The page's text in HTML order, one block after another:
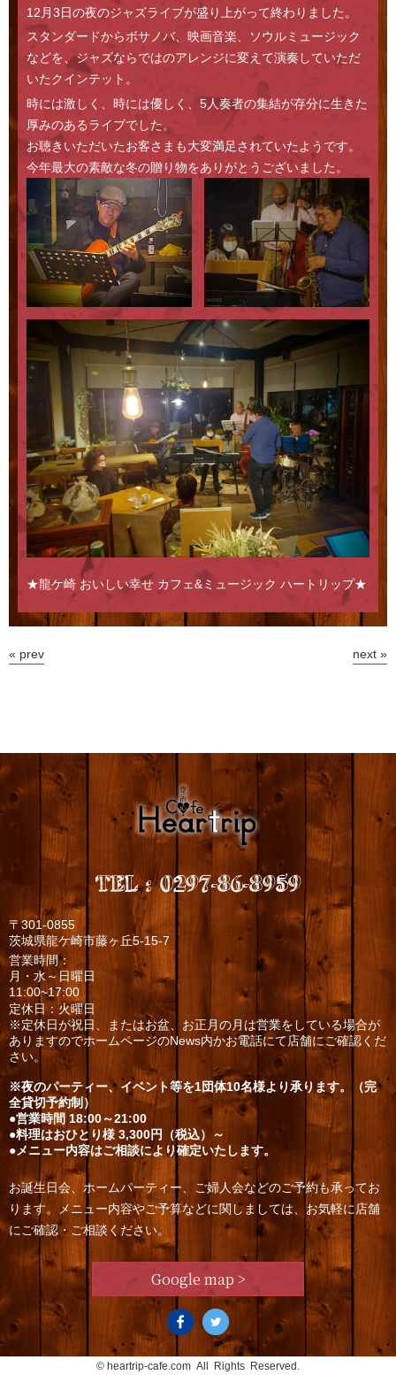
12月3日の夜のジャズライブが盛り上がって終わりました。
スタンダードからボサノバ、映画音楽、ソウルミュージック
などを、ジャズならではのアレンジに変えて演奏していただ
いたクインテット。
時には激しく、時には優しく、5人奏者の集結が存分に生きた
厚みのあるライブでした。
お聴きいただいたお客さまも大変満足されていたようです。
今年最大の素敵な冬の贈り物をありがとうございました。
★龍ケ崎 おいしい幸せ カフェ&ミュージック ハートリップ★
« prev next »
TEL:0297-86-8959
〒301-0855
茨城県龍ケ崎市藤ヶ丘5-15-7
営業時間：
月・水～日曜日
11:00~17:00
定休日：火曜日
※定休日が祝日、またはお盆、お正月の月は営業をしている場合が
ありますのでホームページのNews内かお電話にて店舗にご確認くだ
さい。
※夜のパーティー、イベント等を1団体10名様より承ります。（完
全貸切予約制）
●営業時間 18:00～21:00
●料理はおひとり様 3,300円（税込）～
●メニュー内容はご相談により確定いたします。
お誕生日会、ホームパーティー、ご婦人会などのご予約も承ってお
ります。メニュー内容やご予算などに関しましては、お気軽に店舗
にご確認・ご相談ください。
Google map >
© heartrip-cafe.com All Rights Reserved.